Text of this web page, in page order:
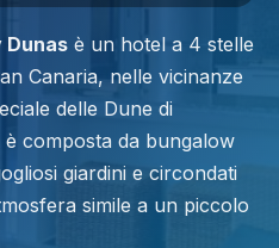
Dunas è un hotel a 4 stelle
Canaria, nelle vicinanze
delle Dune di
composta da bungalow
giardini e circondati
simile a un piccolo